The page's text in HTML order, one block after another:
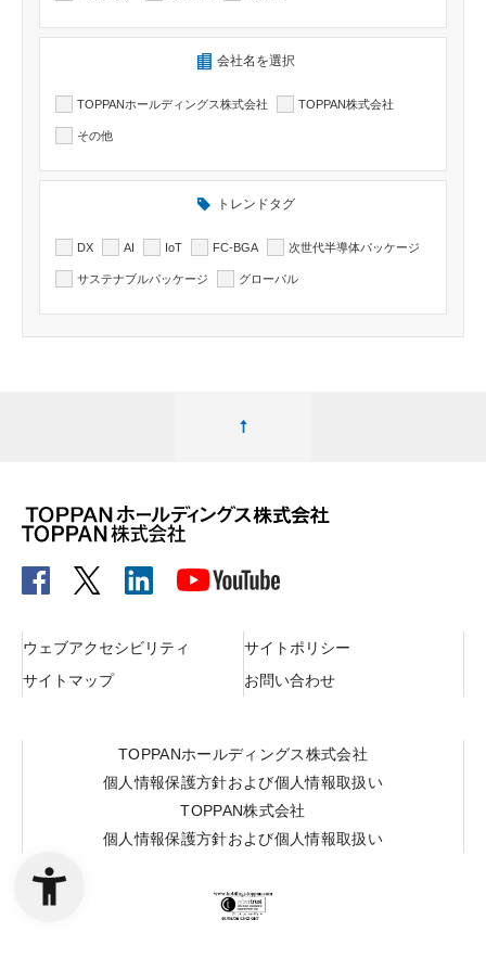
検索したい記事の会社名を選択出来ます
会社名を選択
TOPPANホールディングス株式会社 TOPPAN株式会社
その他
トレンドタグ
DX AI IoT FC-BGA 次世代半導体パッケージ
サステナブルパッケージ グローバル
ウェブアクセシビリティ
サイトポリシー
サイトマップ
お問い合わせ
TOPPANホールディングス株式会社
個人情報保護方針および個人情報取扱い
TOPPAN株式会社
個人情報保護方針および個人情報取扱い